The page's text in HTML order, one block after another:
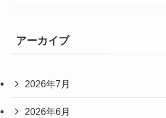
アーカイブ
2026年7月
2026年6月